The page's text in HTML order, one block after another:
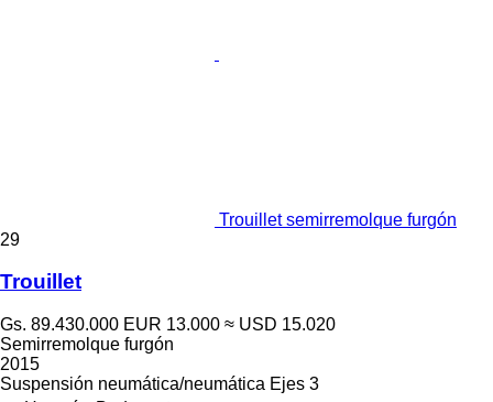
Trouillet semirremolque furgón
29
Trouillet
Gs. 89.430.000 EUR 13.000 ≈ USD 15.020
Semirremolque furgón
2015
Suspensión neumática/neumática Ejes 3